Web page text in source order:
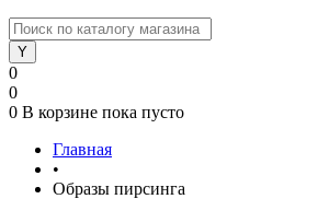
0
0
0 В корзине пока пусто
Главная
•
Образы пирсинга